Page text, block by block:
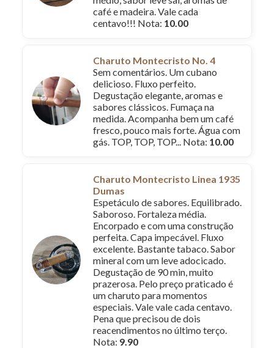
café e madeira. Vale cada
centavo!!! Nota: 10.00
Charuto Montecristo No. 4
Sem comentários. Um cubano
delicioso. Fluxo perfeito.
Degustação elegante, aromas e
sabores clássicos. Fumaça na
medida. Acompanha bem um café
fresco, pouco mais forte. Água com
gás. TOP, TOP, TOP... Nota: 10.00
Charuto Montecristo Linea 1935
Dumas
Espetáculo de sabores. Equilibrado.
Saboroso. Fortaleza média.
Encorpado e com uma construção
perfeita. Capa impecável. Fluxo
excelente. Bastante tabaco. Sabor
mineral com um leve adocicado.
Degustação de 90 min, muito
prazerosa. Pelo preço praticado é
um charuto para momentos
especiais. Vale vale cada centavo.
Pena que precisou de dois
reacendimentos no último terço.
Nota: 9.90